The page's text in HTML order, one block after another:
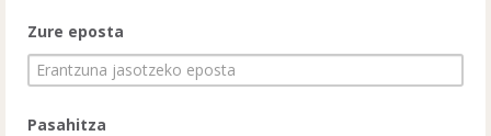
Zure eposta
Pasahitza